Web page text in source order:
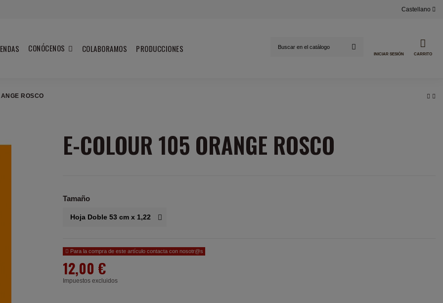
Castellano
CONÓCENOS COLABORAMOS PRODUCCIONES
INICIAR SESIÓN CARRITO
ROSCO
E-COLOUR 105 ORANGE ROSCO
Tamaño
Para la compra de este artículo contacta con nosotr@s
12,00 €
Impuestos excluidos